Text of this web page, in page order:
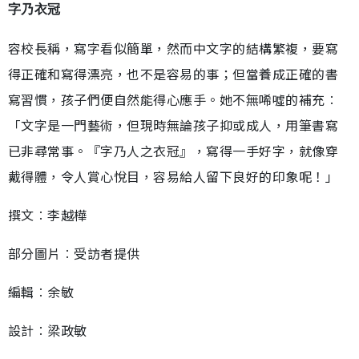
字乃衣冠
容校長稱，寫字看似簡單，然而中文字的結構繁複，要寫
得正確和寫得漂亮，也不是容易的事；但當養成正確的書
寫習慣，孩子們便自然能得心應手。她不無唏噓的補充︰
「文字是一門藝術，但現時無論孩子抑或成人，用筆書寫
已非尋常事。『字乃人之衣冠』，寫得一手好字，就像穿
戴得體，令人賞心悅目，容易給人留下良好的印象呢！」
撰文︰李越樺
部分圖片︰受訪者提供
編輯︰余敏
設計︰梁政敏